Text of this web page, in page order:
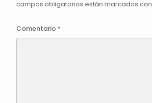
campos obligatorios están marcados con
Comentario *